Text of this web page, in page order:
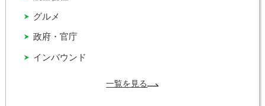
インバウンド
グルメ
政府・官庁
一覧を見る